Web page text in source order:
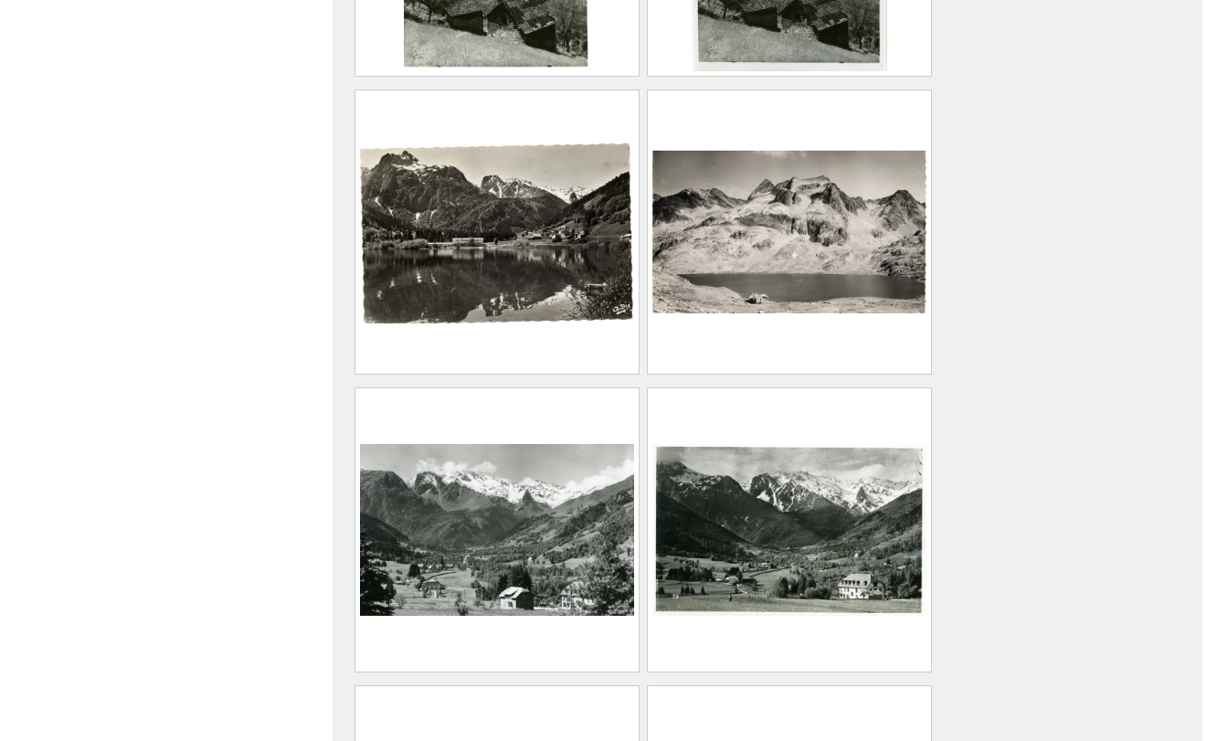
976.1.41 CE2020.1.105
Pinsot. Station estivale et le
FEUGIER, Albert Marius
(Saint-Marcellin, 1893 –
Allevard, 1962)
CE2020.1.121
Pinsot. Station estivale et le
FEUGIER, Albert Marius
(Saint-Marcellin, 1893 –
Allevard, 1962)
CE2020.1.122
Fond de France et le Massif
2020.0.94
Lac du Cos et du Rocher Blanc
Allevard, 1962)
CE2015.1.27
Saison estivale. Les hôtels du
Saison estivale. Les hôtels du